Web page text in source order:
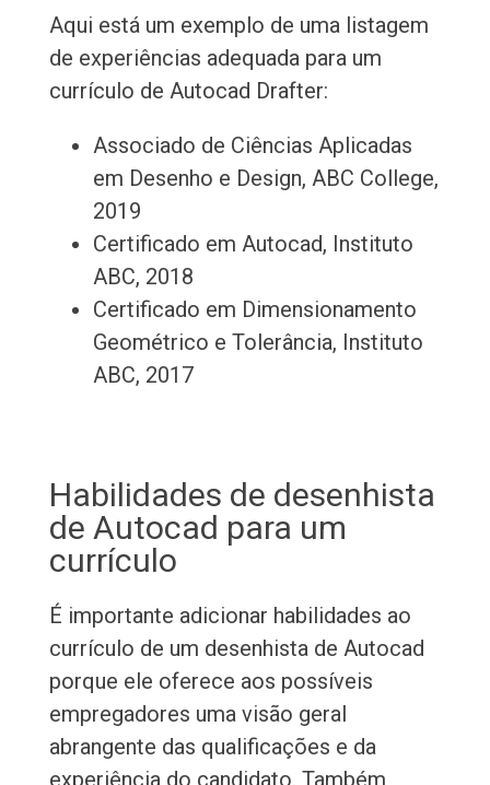
Aqui está um exemplo de uma listagem
de experiências adequada para um
currículo de Autocad Drafter:
Associado de Ciências Aplicadas
em Desenho e Design, ABC College,
2019
Certificado em Autocad, Instituto
ABC, 2018
Certificado em Dimensionamento
Geométrico e Tolerância, Instituto
ABC, 2017
Habilidades de desenhista
de Autocad para um
currículo
É importante adicionar habilidades ao
currículo de um desenhista de Autocad
porque ele oferece aos possíveis
empregadores uma visão geral
abrangente das qualificações e da
experiência do candidato. Também